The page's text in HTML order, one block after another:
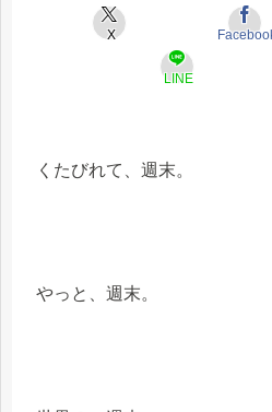
X
LINE
くたびれて、週末。
やっと、週末。